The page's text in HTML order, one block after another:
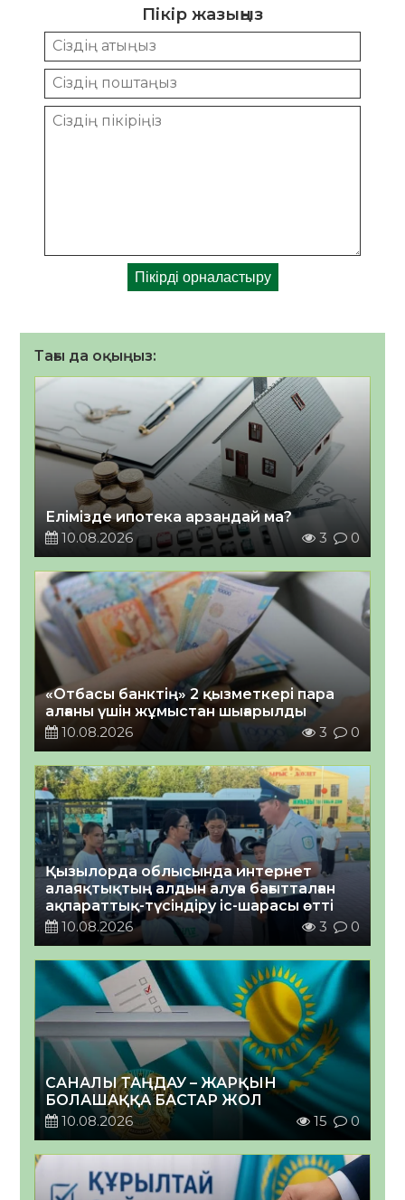
Пікір жазыңыз
Тағы да оқыңыз:
Елімізде ипотека арзандай ма?
10.08.2026
3 0
«Отбасы банктің» 2 қызметкері пара
алғаны үшін жұмыстан шығарылды
10.08.2026
3 0
Қызылорда облысында интернет
алаяқтықтың алдын алуға бағытталған
ақпараттық-түсіндіру іс-шарасы өтті
10.08.2026
3 0
САНАЛЫ ТАҢДАУ – ЖАРҚЫН
БОЛАШАҚҚА БАСТАР ЖОЛ
10.08.2026
15 0